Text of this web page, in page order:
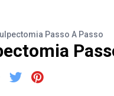
Passo A Passo